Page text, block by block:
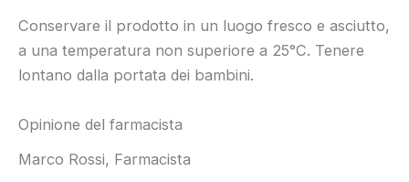
Conservare il prodotto in un luogo fresco e asciutto,
a una temperatura non superiore a 25°C. Tenere
lontano dalla portata dei bambini.
Opinione del farmacista
Marco Rossi, Farmacista